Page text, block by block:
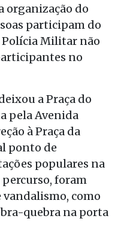
organização do
participam do
Polícia Militar não
no
a Praça do
pela Avenida
à Praça da
ponto de
populares na
foram
como
quebra na porta